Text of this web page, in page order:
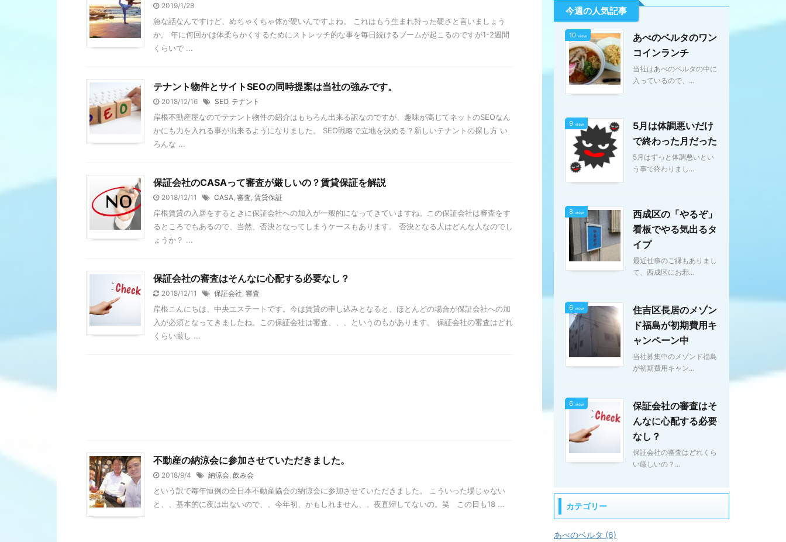
2019/1/28
急な話なんですけど、めちゃくちゃ体が硬いんですよね。 これはもう生まれ持った硬さと言いましょう
か。 年に何回かは体柔らかくするためにストレッチ的な事を毎日続けるブームが起こるのですが1-2週間
くらいで ...
テナント物件とサイトSEOの同時提案は当社の強みです。
2018/12/16 SEO, テナント
岸根不動産屋なのでテナント物件の紹介はもちろん出来る訳なのですが、趣味が高じてネットのSEOなん
かにも力を入れる事が出来るようになりました。 SEO戦略で立地を決める？新しいテナントの探し方 い
ろんな ...
保証会社のCASAって審査が厳しいの？賃貸保証を解説
2018/12/11 CASA 審査 賃貸保証
岸根賃貸の入居をするときに保証会社への加入が一般的になってきていますね。この保証会社は審査をす
るところでもあるので、当然、否決となってしまうケースもあります。 否決となる人はどんな人なのでし
ょうか？ ...
保証会社の審査はそんなに心配する必要なし？
2018/12/11 保証会社 審査
岸根こんにちは、中央エステートです。今は賃貸の申し込みとなると、ほとんどの場合が保証会社への加
入が必須となってきましたね。この保証会社は審査、、、というのもがあります。 保証会社の審査はどれ
くらい厳し ...
不動産の納涼会に参加させていただきました。
2018/9/4 納涼会 飲み会
という訳で毎年恒例の全日本不動産協会の納涼会に参加させていただきました。 こういった場じゃない
と、、基本的に夜は出ないので、、今年初、かもしれません、。夜直帰してないの。笑 この日も18 ...
今週の人気記事
10 view
あべのベルタのワン
コインランチ
当社はあべのベルタの中に
入っているので、...
9 view
5月は体調悪いだけ
で終わった月だった
5月はずっと体調悪いとい
う事で終わりまし...
8 view
西成区の「やるぞ」
看板でやる気出るタ
イプ
最近仕事のご縁もありまし
て、西成区にお邪...
6 view
住吉区長居のメゾン
ド福島が初期費用キ
ャンペーン中
当社募集中のメゾンド福島
が初期費用キャン...
6 view
保証会社の審査はそ
んなに心配する必要
なし？
保証会社の審査はどれくら
い厳しいの？...
カテゴリー
あべのベルタ (6)